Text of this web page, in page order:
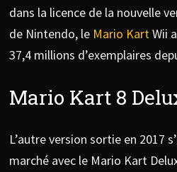
dans la licence de la nouvelle
de Nintendo, le Mario KartWii
37,4 millions d’exemplaires
Mario Kart 8
L’autre version sortie en 2017
marché avec le Mario Kart